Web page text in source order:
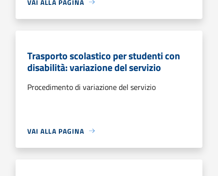
Trasporto scolastico per studenti con
disabilità: variazione del servizio
Procedimento di variazione del servizio
VAI ALLA PAGINA